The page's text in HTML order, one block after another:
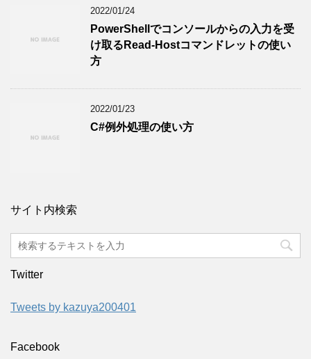
2022/01/24
PowerShellでコンソールからの入力を受
け取るRead-Hostコマンドレットの使い
方
2022/01/23
C#例外処理の使い方
サイト内検索
Twitter
Tweets by kazuya200401
Facebook